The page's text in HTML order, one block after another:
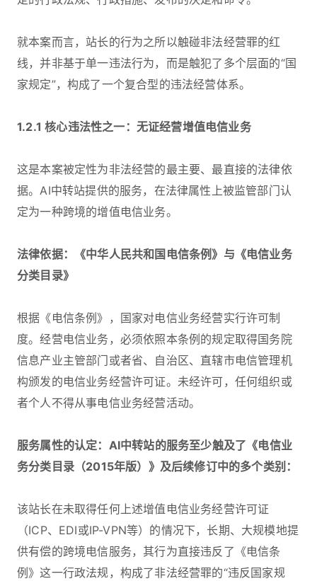
就本案而言，站长的行为之所以触碰非法经营罪的红
线，并非基于单一违法行为，而是触犯了多个层面的“国
家规定”，构成了一个复合型的违法经营体系。
1.2.1 核心违法性之一：无证经营增值电信业务
这是本案被定性为非法经营的最主要、最直接的法律依
据。AI中转站提供的服务，在法律属性上被监管部门认
定为一种跨境的增值电信业务。
法律依据：《中华人民共和国电信条例》与《电信业务
分类目录》
根据《电信条例》，国家对电信业务经营实行许可制
度。经营电信业务，必须依照本条例的规定取得国务院
信息产业主管部门或者省、自治区、直辖市电信管理机
构颁发的电信业务经营许可证。未经许可，任何组织或
者个人不得从事电信业务经营活动。
服务属性的认定：AI中转站的服务至少触及了《电信业
务分类目录（2015年版）》及后续修订中的多个类别：
该站长在未取得任何上述增值电信业务经营许可证
（ICP、EDI或IP-VPN等）的情况下，长期、大规模地提
供有偿的跨境电信服务，其行为直接违反了《电信条
例》这一行政法规，构成了非法经营罪的“违反国家规